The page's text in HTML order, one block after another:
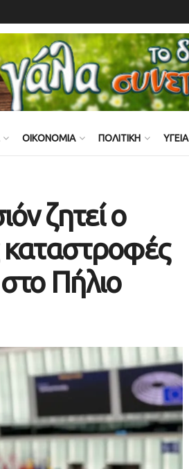
ΟΙΚΟΝΟΜΙΑ ΠΟΛΙΤΙΚΗ ΥΓΕΙΑ
ζητεί ο
καταστροφές
Πήλιο